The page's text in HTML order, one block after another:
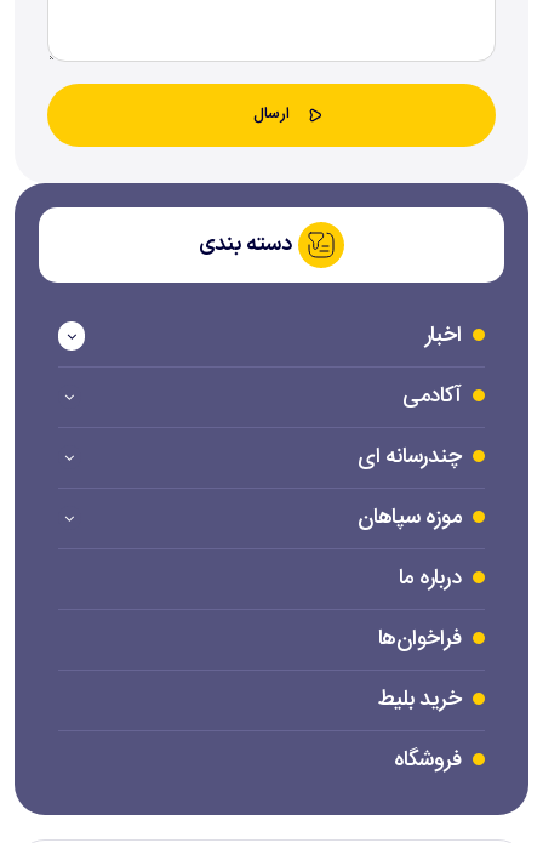
دسته بندی
اخبار
آکادمی
چندرسانه ای
موزه سپاهان
درباره ما
فراخوان‌ها
خرید بلیط
فروشگاه